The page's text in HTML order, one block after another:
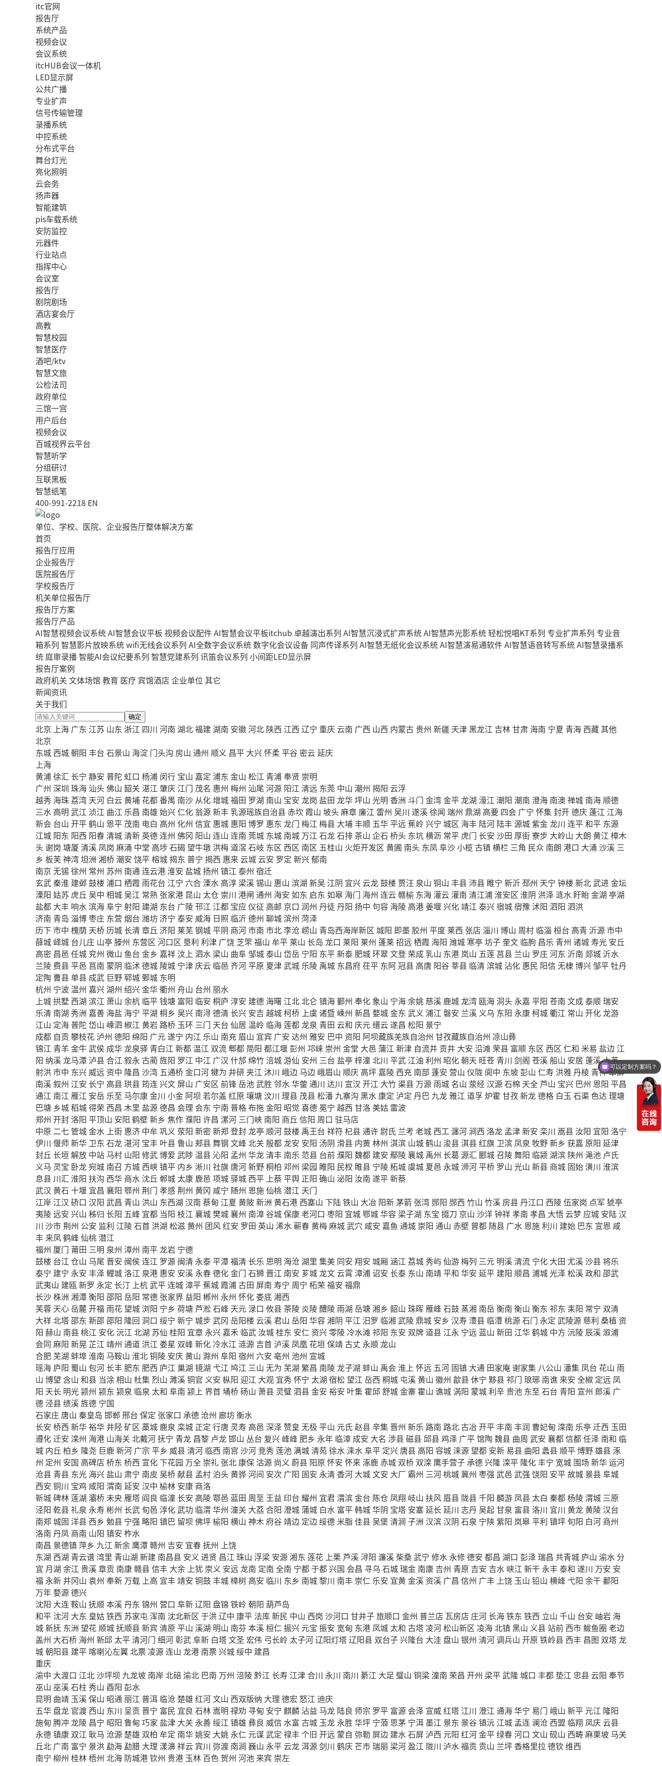
itc官网
报告厅
系统产品
视频会议
会议系统
itcHUB会议一体机
LED显示屏
公共广播
专业扩声
信号传输管理
录播系统
中控系统
分布式平台
舞台灯光
亮化照明
云会务
扬声器
智能建筑
pis车载系统
安防监控
元器件
行业站点
指挥中心
会议室
报告厅
剧院剧场
酒店宴会厅
高教
智慧校园
智慧医疗
酒吧/ktv
智慧文旅
公检法司
政府单位
三馆一宫
用户后台
视频会议
百城视界云平台
智慧听学
分组研讨
互联黑板
智慧纸笔
400-991-2218 EN
单位、学校、医院、企业报告厅整体解决方案
首页
报告厅应用
企业报告厅
医院报告厅
学校报告厅
机关单位报告厅
报告厅方案
报告厅产品
AI智慧视频会议系统AI智慧会议平板 视频会议配件AI智慧会议平板itchub 卓越演出系列 AI智慧沉浸式扩声系统AI智慧声光影系统轻松悦唱KT系列 专业扩声系列 专业音
箱系列 智慧影片放映系统wifi无线会议系列 AI全数字会议系统数字化会议设备 同声传译系列 AI智慧无纸化会议系统AI智慧演易通软件AI智慧语音转写系统AI智慧录播系
统 庭审录播智能AI会议纪要系列 智慧党建系列 讯笛会议系列 小间距LED显示屏
报告厅案例
政府机关 文体场馆 教育 医疗 宾馆酒店 企业单位 其它
新闻资讯
关于我们
确定
北京 上海 广东 江苏 山东 浙江 四川 河南 湖北福建湖南 安徽河北 陕西 江西 辽宁 重庆 云南 广西 山西 内蒙古 贵州 新疆 天津黑龙江 吉林甘肃 海南 宁夏 青海 西藏其他
北京
东城 西城朝阳 丰台 石景山 海淀 门头沟 房山 通州 顺义 昌平 大兴怀柔平谷 密云延庆
上海
黄浦徐汇 长宁 静安 普陀 虹口 杨浦 闵行 宝山 嘉定 浦东 金山 松江 青浦奉贤 崇明
广州 深圳 珠海 汕头佛山 韶关 湛江 肇庆 江门 茂名 惠州 梅州 汕尾 河源 阳江 清远 东莞 中山 潮州 揭阳 云浮
越秀 海珠 荔湾 天河 白云黄埔 花都番禺 南沙 从化增城福田 罗湖 南山 宝安 龙岗 盐田 龙华坪山 光明 香洲 斗门 金湾金平龙湖 濠江 潮阳 潮南 澄海 南澳禅城 南海 顺德
三水 高明 武江 浈江 曲江 乐昌 南雄 始兴仁化 翁源新丰乳源瑶族自治县赤坎 霞山 坡头麻章 廉江 雷州 吴川 遂溪徐闻 端州 鼎湖 高要 四会 广宁 怀集封开德庆 蓬江 江海
新会 台山 开平鹤山 恩平 茂南 电白 高州 化州 信宜 惠城 惠阳 博罗 惠东 龙门 梅江 梅县 大埔丰顺 五华平远 蕉岭 兴宁 城区 海丰 陆河 陆丰源城紫金龙川 连平和平 东源
江城 阳东 阳西 阳春清城清新 英德连州 佛冈 阳山 连山 连南 莞城 东城 南城 万江 石龙石排茶山 企石 桥头 东坑横沥 常平 虎门 长安 沙田 厚街寮步 大岭山 大朗 黄江 樟木
头谢岗 塘厦 清溪 凤岗 麻涌 中堂 高埗石碣 望牛墩 洪梅道滘 石岐 东区 西区 南区 五桂山 火炬开发区 黄圃 南头 东凤阜沙小榄 古镇横栏 三角 民众 南朗 港口 大涌 沙溪 三
乡 板芙 神湾坦洲 湘桥潮安 饶平榕城揭东 普宁 揭西 惠来 云城 云安 罗定 新兴郁南
南京 无锡 徐州 常州 苏州 南通连云港淮安 盐城扬州 镇江 泰州 宿迁
玄武秦淮 建邺鼓楼 浦口 栖霞 雨花台 江宁 六合 溧水 高淳 梁溪锡山 惠山 滨湖 新吴 江阴 宜兴 云龙鼓楼 贾汪 泉山 铜山 丰县 沛县 睢宁 新沂邳州 天宁 钟楼 新北武进金坛
溧阳 姑苏 虎丘 吴中 相城吴江 常熟 张家港 昆山 太仓 崇川 港闸 通州 海安 如东 启东 如皋 海门 海州 连云赣榆 东海灌云灌南 清江浦淮安区 淮阴 洪泽 涟水 盱眙金湖 亭湖
盐都 大丰 响水滨海阜宁 射阳 建湖 东台 广陵邗江 江都 宝应 仪征 高邮 京口 润州 丹徒丹阳 扬中 句容 海陵 高港姜堰兴化靖江 泰兴宿城宿豫 沭阳 泗阳 泗洪
济南 青岛 淄博枣庄 东营 烟台 潍坊济宁 泰安 威海 日照 临沂德州 聊城滨州 菏泽
历下市中 槐荫 天桥 历城 长清章丘 济阳 莱芜钢城平阴 商河市南 市北李沧 崂山 青岛西海岸新区 城阳 即墨 胶州 平度 莱西 张店 淄川 博山 周村 临淄 桓台 高青 沂源市中
薛城 峄城 台儿庄 山亭 滕州 东营区 河口区 垦利 利津 广饶 芝罘福山 牟平 莱山 长岛 龙口 莱阳 莱州 蓬莱招远 栖霞 海阳 潍城 寒亭 坊子奎文 临朐 昌乐 青州 诸城寿光 安丘
高密 昌邑 任城 兖州 微山 鱼台 金乡 嘉祥 汶上 泗水 梁山 曲阜邹城泰山 岱岳 宁阳 东平新泰 肥城环翠文登 荣成乳山 东港 岚山 五莲 莒县 兰山 罗庄河东 沂南 郯城 沂水
兰陵 费县平邑 莒南 蒙阴 临沭德城 陵城 宁津 庆云 临邑 齐河平原 夏津武城 乐陵 禹城 东昌府茌平 东阿冠县 高唐 阳谷莘县 临清滨城 沾化 惠民 阳信无棣博兴邹平牡丹
定陶 曹县单县 成武 巨野 郓城 鄄城 东明
杭州 宁波 温州 嘉兴湖州 绍兴金华衢州 舟山 台州 丽水
上城拱墅 西湖 滨江 萧山 余杭 临平钱塘 富阳 临安 桐庐 淳安 建德 海曙 江北北仑镇海鄞州 奉化 象山 宁海余姚 慈溪 鹿城龙湾 瓯海洞头 永嘉 平阳 苍南 文成泰顺瑞安
乐清 南湖 秀洲 嘉善 海盐 海宁 平湖 桐乡 吴兴 南浔德清 长兴 安吉 越城柯桥 上虞 诸暨 嵊州 新昌 婺城金东 武义 浦江 磐安 兰溪 义乌 东阳 永康柯城衢江 常山 开化龙游
江山 定海普陀 岱山 嵊泗 椒江 黄岩 路桥 玉环 三门 天台 仙居 温岭 临海莲都龙泉 青田 云和 庆元缙云遂昌 松阳 景宁
成都 自贡 攀枝花 泸州 德阳 绵阳 广元遂宁 内江 乐山 南充 眉山 宜宾 广安 达州 雅安 巴中 资阳 阿坝藏族羌族自治州 甘孜藏族自治州 凉山彝
锦江 青羊金牛武侯 成华龙泉驿 青白江 新都 温江 双流郫都 简阳 都江堰彭州 邛崃 崇州 金堂 大邑 蒲江 新津 自流井 贡井 大安 沿滩 荣县 富顺 东区 西区 仁和 米易 盐边 江
阳 纳溪龙马潭 泸县合江 叙永古蔺旌阳 罗江 中江 广汉 什邡 绵竹 涪城游仙 安州 三台 盐亭 梓潼北川 平武 江油 利州 昭化朝天 旺苍 青川 剑阁 苍溪船山 安居 蓬溪大英
射洪市中 东兴 威远 资中 隆昌 沙湾 五通桥金口河犍为 井研 夹江 沐川 峨边 马边 峨眉山 顺庆 高坪 嘉陵 西充 南部 蓬安 营山 仪陇 阆中 东坡彭山 仁寿 洪雅丹棱 青神翠屏
南溪叙州 江安 长宁 高县珙县筠连兴文 屏山 广安区 前锋岳池武胜 邻水华蓥 通川 达川 宣汉 开江 大竹 渠县 万源雨城 名山 荥经汉源石棉 天全 芦山 宝兴 巴州 恩阳 平昌
通江 南江 雁江 安岳 乐至 马尔康金川 小金 阿坝 若尔盖 红原 壤塘 汶川 理县 茂县松潘 九寨沟 黑水 康定 泸定 丹巴 九龙雅江 道孚炉霍 甘孜新龙德格 白玉 石渠色达 理塘
巴塘 乡城稻城得荣 西昌 木里 盐源德昌 会理 会东 宁南 普格布拖金阳 昭觉 喜德 冕宁 越西 甘洛 美姑 雷波
郑州 开封洛阳 平顶山 安阳 鹤壁新乡 焦作濮阳 许昌 漯河 三门峡 南阳 商丘 信阳 周口 驻马店
中原 二七 管城金水 上街 惠济 中牟巩义 荥阳 新密 新郑登封龙亭 顺河鼓楼 禹王台 祥符 杞县通许 尉氏 兰考 老城 西工瀍河涧西 洛龙 孟津新安 栾川 嵩县 汝阳 宜阳 洛宁
伊川 偃师新华 卫东 石龙湛河 宝丰 叶县鲁山 郏县舞钢 文峰 北关 殷都龙安 安阳 汤阴 滑县 内黄林州 淇滨 山城鹤山 浚县淇县红旗 卫滨 凤泉 牧野新乡 获嘉 原阳 延津
封丘 长垣解放 中站 马村 山阳 修武博爱 武陟 温县沁阳 孟州 华龙清丰 南乐 范县 台前濮阳 魏都 建安 鄢陵襄城 禹州 长葛 源汇 郾城召陵舞阳 临颍 湖滨 陕州 渑池 卢氏
义马 灵宝 卧龙宛城 南召 方城 西峡镇平 内乡 淅川 社旗 唐河新野桐柏 邓州 梁园 睢阳 民权 睢县 宁陵柘城 虞城 夏邑 永城浉河平桥 罗山 光山 新县 商城 固始潢川 淮滨
息县 川汇 淮阳 扶沟 西华 商水 沈丘 郸城 太康 鹿邑 项城驿城 西平 上蔡 平舆 正阳 确山 泌阳 汝南 遂平新蔡
武汉 黄石 十堰 宜昌 襄阳 鄂州 荆门 孝感荆州 黄冈 咸宁 随州 恩施仙桃潜江 天门
江岸 江汉 硚口 汉阳 武昌 青山 洪山 东西湖 汉南 蔡甸 江夏 黄陂 新洲 黄石港 西塞山 下陆铁山 大冶 阳新茅箭 张湾 郧阳 郧西 竹山 竹溪 房县丹江口 西陵伍家岗 点军 猇亭
夷陵远安 兴山 秭归 长阳 五峰 宜都 当阳 枝江 襄城樊城襄州 南漳谷城保康老河口 枣阳 宜城鄂城华容 梁子湖 东宝 掇刀 京山 沙洋钟祥孝南 孝昌 大悟 云梦 应城 安陆汉
川 沙市荆州 公安 监利 江陵石首 洪湖 松滋黄州 团风红安 罗田 英山 浠水蕲春黄梅麻城武穴 咸安 嘉鱼 通城 崇阳 通山 赤壁 曾都 随县 广水 恩施利川 建始 巴东 宣恩 咸
丰 来凤鹤峰 仙桃潜江
福州 厦门 莆田 三明 泉州 漳州 南平龙岩 宁德
鼓楼 台江 仓山 马尾 晋安 闽侯连江 罗源 闽清 永泰平潭福清 长乐 思明 海沧 湖里 集美 同安 翔安 城厢 涵江 荔城秀屿仙游梅列 三元 明溪清流 宁化 大田 尤溪沙县将乐
泰宁 建宁 永安 丰泽鲤城洛江 泉港 惠安 安溪 永春德化金门 石狮 晋江 南安 芗城龙文 云霄 漳浦诏安 长泰 东山 南靖平和 华安 延平 建阳 顺昌 浦城光泽松溪政和 邵武
武夷山 建瓯新罗 永定 长汀 上杭武平连城 漳平 蕉城 霞浦古田 屏南 寿宁 周宁 柘荣 福安 福鼎
长沙株洲 湘潭衡阳 邵阳 岳阳 常德 张家界 益阳 郴州 永州 怀化 娄底湘西
芙蓉 天心岳麓开福 雨花望城 浏阳 宁乡 荷塘 芦淞石峰 天元 渌口 攸县茶陵 炎陵醴陵雨湖 岳塘湘乡 韶山 珠晖 雁峰 石鼓 蒸湘 南岳衡南 衡山 衡东 祁东 耒阳 常宁 双清
大祥北塔邵东 新邵邵阳 隆回 洞口 绥宁 新宁 城步 武冈 岳阳楼 云溪君山 岳阳 华容湘阴 平江 汨罗 临湘 武陵鼎城 安乡 汉寿 澧县 临澧桃源石门 永定 武陵源 慈利 桑植 资
阳 赫山 南县桃江 安化沅江 北湖 苏仙 桂阳 宜章 永兴 嘉禾 临武 汝城桂东 安仁 资兴零陵 冷水滩 祁阳 东安 双牌道县 江永 宁远 蓝山 新田 江华鹤城 中方 沅陵 辰溪 溆浦
会同 麻阳 新晃 芷江 靖州 通道 洪江 娄星 双峰 新化 冷水江 涟源 吉首 泸溪 凤凰 花垣保靖古丈 永顺龙山
合肥 芜湖 蚌埠淮南 马鞍山 淮北铜陵 安庆黄山 滁州 阜阳 宿州 六安 亳州 池州 宣城
瑶海 庐阳 蜀山 包河 长丰 肥东 肥西 庐江 巢湖 镜湖 弋江 鸠江 三山 无为 芜湖 繁昌 南陵龙子湖 蚌山 禹会淮上 怀远 五河 固镇 大通 田家庵谢家集 八公山 潘集 凤台 花山 雨
山 博望 含山 和县 当涂相山 杜集 烈山 濉溪铜官 义安 枞阳 迎江 大观 宜秀怀宁 太湖 宿松 望江 岳西 桐城 屯溪黄山 徽州 歙县休宁 黟县祁门 琅琊 南谯 来安 全椒 定远 凤
阳 天长 明光颍州 颍东 颍泉 临泉 太和 阜南 颍上 界首埇桥砀山 萧县 灵璧泗县金安 裕安 叶集 霍邱舒城金寨 霍山 谯城 涡阳 蒙城利辛 贵池 东至 石台 青阳 宣州 郎溪 广
德 泾县绩溪旌德 宁国
石家庄 唐山 秦皇岛 邯郸 邢台 保定 张家口 承德 沧州 廊坊衡水
长安 桥西 新华裕华 井陉矿区 藁城 鹿泉 栾城 正定 行唐 灵寿 高邑 深泽 赞皇 无极 平山 元氏赵县辛集 晋州 新乐 路南 路北古冶 开平丰南 丰润 曹妃甸 滦南 乐亭 迁西 玉田
遵化迁安 滦州 海港 山海关 北戴河抚宁 青龙 昌黎 卢龙邯山 丛台 复兴 峰峰 肥乡 永年 临漳 成安 大名 涉县磁县邱县鸡泽 广平馆陶 魏县 曲周 武安 襄都信都任泽 南和 临
城 内丘 柏乡 隆尧 巨鹿新河 广宗 平乡 威县清河 临西 南宫 沙河竞秀莲池 满城清苑徐水 涞水阜平 定兴 唐县 高阳 容城 涞源望都 安新易县 曲阳 蠡县 顺平博野雄县涿
州 定州 安国 高碑店 桥东 桥西 宣化下花园 万全 崇礼 张北 康保 沽源 尚义 蔚县 阳原 怀安 怀来涿鹿赤城 双桥 双滦 鹰手营子承德兴隆 滦平 隆化丰宁 宽城 围场 新华运河
沧县 青县 东光 海兴 盐山 肃宁 南皮 吴桥献县 孟村 泊头黄骅河间 安次 广阳 固安 永清 香河 大城文安 大厂 霸州 三河桃城冀州 枣强 武邑 武强 饶阳 安平故城 景县阜城
西安 铜川 宝鸡 咸阳 渭南 延安 汉中 榆林 安康 商洛
新城碑林莲湖 灞桥未央 雁塔 阎良 临潼 长安 高陵鄠邑 蓝田 周至 王益 印台 耀州 宜君渭滨金台 陈仓 凤翔 岐山 扶风 眉县 陇县千阳 麟游 凤县 太白 秦都杨陵渭城 三原
泾阳 乾县礼泉 永寿彬州 长武旬邑 淳化武功 临渭 华州 潼关 大荔 合阳 澄城蒲城 白水 富平韩城华阴 宝塔 安塞延长 延川 志丹吴起甘泉 富县洛川 宜川 黄龙黄陵汉台
南郑城固 洋县 西乡 勉县 宁强 略阳 镇巴 留坝 佛坪榆阳 横山 神木 府谷靖边 定边绥德 米脂佳县吴堡 清涧 子洲 汉滨汉阴 石泉 宁陕紫阳 岚皋平利 镇坪旬阳 白河 商州
洛南 丹凤 商南 山阳 镇安 柞水
南昌 景德镇萍乡 九江 新余 鹰潭赣州 吉安 宜春抚州 上饶
东湖 西湖 青云谱湾里 青山湖 新建 南昌县 安义 进贤 昌江 珠山 浮梁 安源湘东 莲花 上栗 芦溪 浔阳 濂溪柴桑武宁 修水 永修德安 都昌 湖口 彭泽瑞昌 共青城 庐山 渝水 分
宜 月湖 余江 贵溪章贡 南康赣县信丰 大余 上犹 崇义 安远 龙南 定南 全南 宁都于都兴国 会昌 寻乌 石城瑞金 南康 吉州 青原 吉安 吉水 峡江 新干 永丰泰和 遂川 万安 安
福 永新 井冈山 袁州 奉新 万载 上高 宜丰靖安 铜鼓丰城樟树 高安 临川 东乡 南城黎川 南丰 崇仁 乐安 宜黄金溪 资溪 广昌 信州 广丰 上饶 玉山 铅山 横峰 弋阳 余干鄱阳
万年婺源德兴
沈阳 大连鞍山 抚顺本溪丹东 锦州 营口 阜新辽阳 盘锦 铁岭 朝阳 葫芦岛
和平 沈河 大东 皇姑铁西 苏家屯 浑南 沈北新区 于洪辽中 康平 法库新民 中山 西岗 沙河口 甘井子旅顺口 金州 普兰店 瓦房店 庄河 长海铁东 铁西 立山 千山 台安 岫岩 海
城新抚 东洲 望花 顺城抚顺县新宾 清原 平山 溪湖 明山 南芬 本溪桓仁振兴 元宝 振安 宽甸 东港 凤城 太和 古塔 凌河松山新区 凌海北镇黑山 义县 站前 西市 鲅鱼圈 老边
盖州 大石桥 海州 新邱 太平清河门 细河彰武阜新 白塔文圣宏伟 弓长岭 太子河辽阳灯塔辽阳县 双台子兴隆台 大洼 盘山 银州 清河调兵山 开原 铁岭县 西丰 昌图 双塔龙
城朝阳县 建平 喀喇沁左翼北票 凌源连山 龙港 南票兴城绥中 建昌
重庆
渝中 大渡口 江北沙坪坝 九龙坡 南岸北碚渝北 巴南 万州 涪陵黔江 长寿 江津合川 永川 南川 綦江 大足 璧山 铜梁潼南 荣昌 开州 梁平武隆城口 丰都 垫江 忠县 云阳 奉节
巫山 巫溪石柱 秀山 酉阳 彭水
昆明 曲靖 玉溪保山 昭通丽江 普洱 临沧 楚雄 红河文山 西双版纳 大理 德宏 怒江 迪庆
五华盘龙 官渡 西山 东川 呈贡 晋宁 富民 宜良 石林嵩明 禄劝 寻甸 安宁 麒麟 沾益 马龙 陆良 师宗 罗平 富源 会泽 宣威红塔 江川 澄江 通海华宁 易门 峨山 新平 元江 隆阳
施甸 腾冲 龙陵 昌宁 昭阳 鲁甸 巧家 盐津 大关 永善绥江 镇雄 彝良 威信水富 古城 玉龙 永胜 华坪 宁蒗 思茅 宁洱 墨江 景东 景谷镇沅 江城 孟连 澜沧 西盟 临翔 凤庆 云县
永德镇康 双江 耿马 沧源 楚雄 双柏 牟定 南华姚安 大姚 永仁 元谋武定 禄丰个旧 开远 蒙自 弥勒 屏边 建水石屏 泸西 元阳 红河金平绿春河口 文山 砚山 西畴麻栗坡 马关
丘北 广南 富宁 景洪 勐海 勐腊 大理 漾濞祥云 宾川 弥渡 南涧 巍山 永平 云龙 洱源剑川 鹤庆 芒市瑞丽 梁河盈江 陇川 泸水福贡 贡山 兰坪 香格里拉 德钦维西
南宁 柳州 桂林梧州 北海 防城港钦州 贵港 玉林 百色贺州 河池 来宾 崇左
你们电话多少
可以定制方案吗？